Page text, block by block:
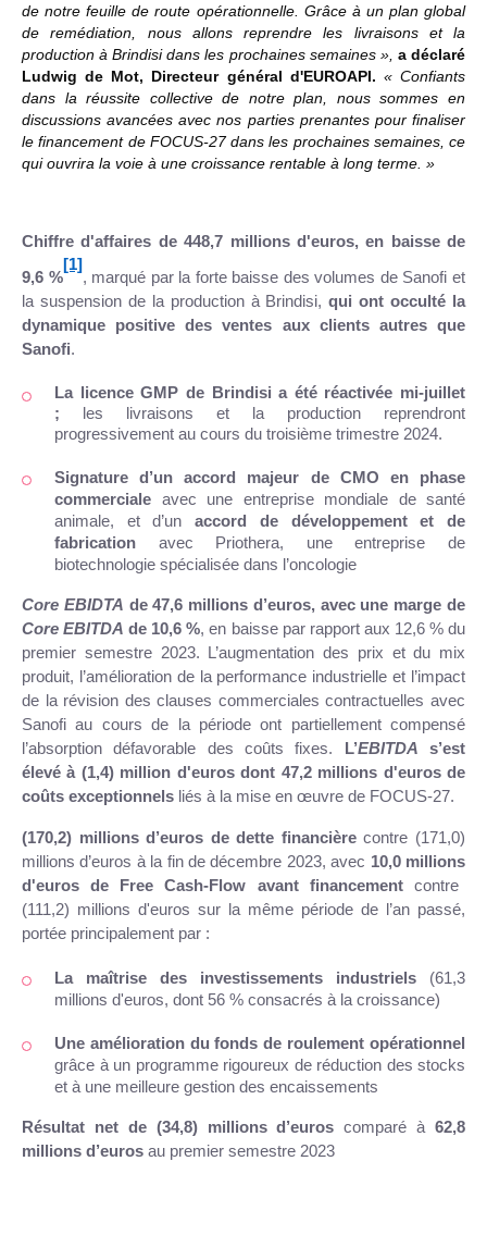
de notre feuille de route opérationnelle. Grâce à un plan global
de remédiation, nous allons reprendre les livraisons et la
production à Brindisi dans les prochaines semaines », a déclaré
Ludwig de Mot, Directeur général d'EUROAPI. « Confiants
dans la réussite collective de notre plan, nous sommes en
discussions avancées avec nos parties prenantes pour finaliser
le financement de FOCUS-27 dans les prochaines semaines, ce
qui ouvrira la voie à une croissance rentable à long terme. »
Chiffre d'affaires de 448,7 millions d'euros, en baisse de
9,6 %
[1]
, marqué par la forte baisse des volumes de Sanofi et
la suspension de la production à Brindisi,qui ont occulté la
dynamique positive des ventes aux clients autres que
Sanofi.
La licence GMP de Brindisi a été réactivée mi-juillet
;
les livraisons et la production reprendront
progressivement au cours du troisième trimestre 2024.
Signature d’un accord majeur de CMO en phase
commerciale avec une entreprise mondiale de santé
animale, et d’unaccord de développement et de
fabrication avec Priothera, une entreprise de
biotechnologie spécialisée dans l’oncologie
Core EBIDTA de 47,6 millions d’euros, avec une marge de
Core EBITDA de 10,6 %, en baisse par rapport aux 12,6 % du
premier semestre 2023. L’augmentation des prix et du mix
produit, l’amélioration de la performance industrielle et l’impact
de la révision des clauses commerciales contractuelles avec
Sanofi au cours de la période ont partiellement compensé
l’absorption défavorable des coûts fixes.
L’EBITDA s’est
élevé à (1,4) million d'euros dont 47,2 millions d'euros de
coûts exceptionnels liés à la mise en œuvre de FOCUS-27.
(170,2) millions d’euros de dette financièrecontre (171,0)
millions d’euros à la fin de décembre 2023, avec 10,0 millions
d'euros de Free Cash-Flow avant financementcontre
(111,2) millions d'euros sur la même période de l’an passé,
portée principalement par :
La maîtrise des investissements industriels (61,3
millions d'euros, dont 56 % consacrés à la croissance)
Une amélioration du fonds de roulement opérationnel
grâce à un programme rigoureux de réduction des stocks
et à une meilleure gestion des encaissements
Résultat net de (34,8) millions d’euroscomparé à62,8
millions d’euros au premier semestre 2023